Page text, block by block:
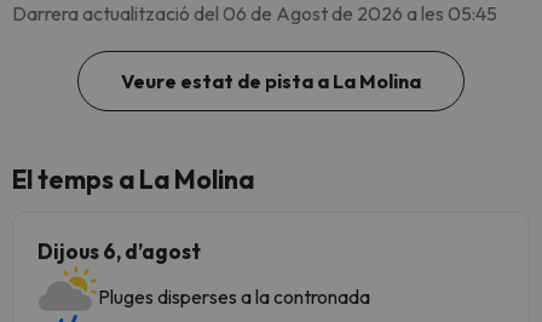
Darrera actualització del 06 de Agost de 2026 a les 05:45
Veure estat de pista a La Molina
El temps a La Molina
Dijous 6, d’agost
Pluges disperses a la contronada